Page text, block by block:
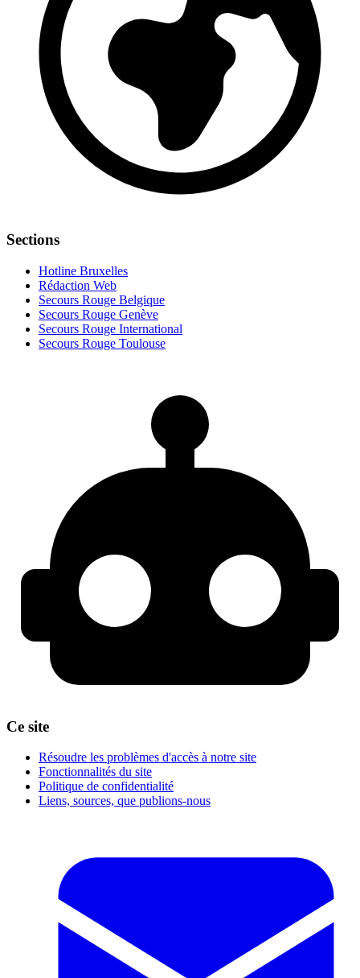
Sections
Hotline Bruxelles
Rédaction Web
Secours Rouge Belgique
Secours Rouge Genève
Secours Rouge International
Secours Rouge Toulouse
Ce site
Résoudre les problèmes d'accès à notre site
Fonctionnalités du site
Politique de confidentialité
Liens, sources, que publions-nous